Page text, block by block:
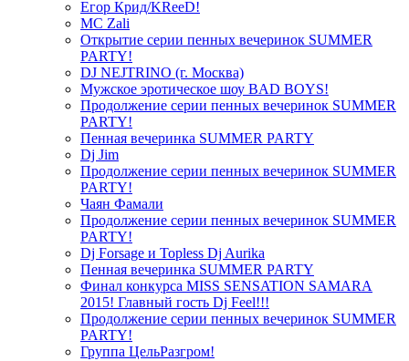
Егор Крид/KReeD!
MC Zali
Открытие серии пенных вечеринок SUMMER
PARTY!
DJ NEJTRINO (г. Москва)
Мужское эротическое шоу BAD BOYS!
Продолжение серии пенных вечеринок SUMMER
PARTY!
Пенная вечеринка SUMMER PARTY
Dj Jim
Продолжение серии пенных вечеринок SUMMER
PARTY!
Чаян Фамали
Продолжение серии пенных вечеринок SUMMER
PARTY!
Dj Forsage и Topless Dj Aurika
Пенная вечеринка SUMMER PARTY
Финал конкурса MISS SENSATION SAMARA
2015! Главный гость Dj Feel!!!
Продолжение серии пенных вечеринок SUMMER
PARTY!
Группа ЦельРазгром!